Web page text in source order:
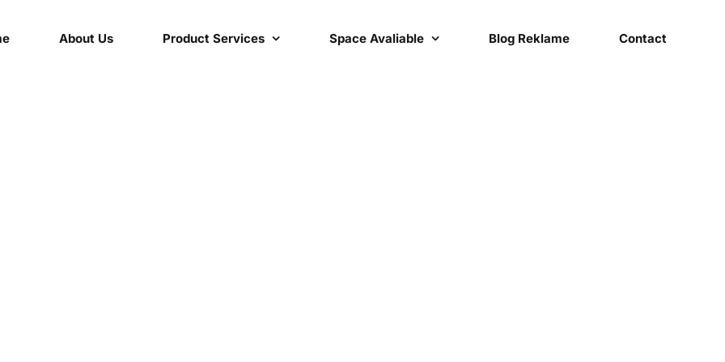
About Us Product Services Space Avaliable Blog Reklame Contact